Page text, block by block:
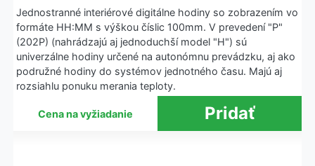
Jednostranné interiérové digitálne hodiny so zobrazením vo
formáte HH:MM s výškou číslic 100mm. V prevedení "P"
(202P) (nahrádzajú aj jednoduchší model "H") sú
univerzálne hodiny určené na autonómnu prevádzku, aj ako
podružné hodiny do systémov jednotného času. Majú aj
rozsiahlu ponuku merania teploty.
Cena na vyžiadanie